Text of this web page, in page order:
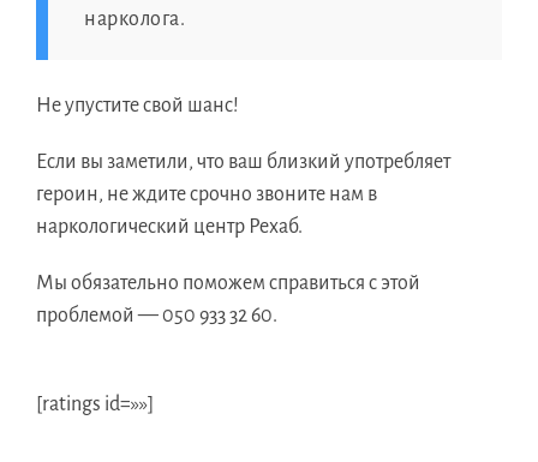
нарколога.
Не упустите свой шанс!
Если вы заметили, что ваш близкий употребляет
героин, не ждите срочно звоните нам в
наркологический центр Рехаб.
Мы обязательно поможем справиться с этой
проблемой — 050 933 32 60.
[ratings id=»»]